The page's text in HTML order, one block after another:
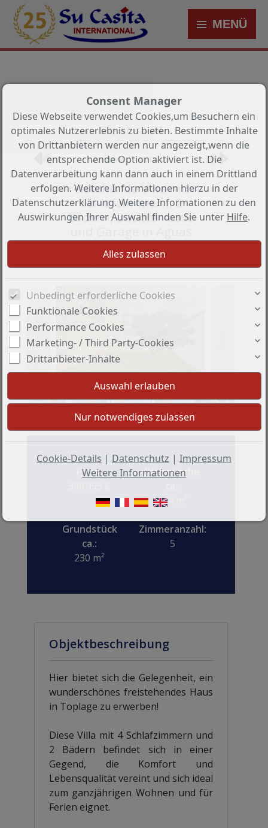
MENÜ
Objekt von 34
Zurück zur Übersicht
Freistehende Villa mit 4
Schlafzimmern, 2
Bädern, Dachterrasse
Nuevas
Objekt-Nr.: OSID-BCD5201
+34
Preis:
Wohnfläche
124 m²
Grundstück
ca.:
230 m²
Zimmeranzahl:
5
Objektbeschreibung
Hier bietet sich die Gelegenheit, ein
wunderschönes freistehendes Haus
in Toplage zu erwerben!
Diese Villa mit 4 Schlafzimmern und
2 Bädern befindet sich in einer
Gegend, die Komfort und
Lebensqualität vereint und sich ideal
zum ganzjährigen Wohnen und für
Ferien eignet.
Consent Manager
Diese Webseite verwendet Cookies,um Besuchern ein
optimales Nutzererlebnis zu bieten. Bestimmte Inhalte
von Drittanbietern werden nur angezeigt,wenn die
entsprechende Option aktiviert ist. Die
Datenverarbeitung kann dann auch in einem Drittland
erfolgen. Weitere Informationen hierzu in der
Datenschutzerklärung. Weitere Informationen zu den
Auswirkungen Ihrer Auswahl finden Sie unter Hilfe.
Unbedingt erforderliche Cookies
Funktionale Cookies
Performance Cookies
Marketing- / Third Party-Cookies
Drittanbieter-Inhalte
Cookie-Details | Datenschutz | Impressum
Weitere Informationen